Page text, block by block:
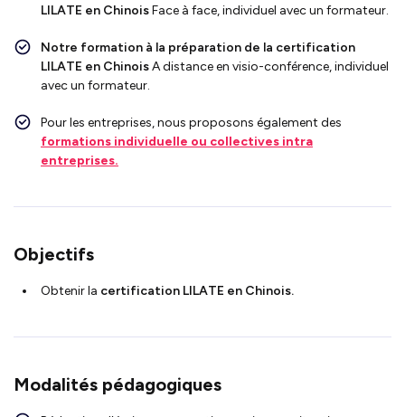
LILATE en ChinoisFace à face, individuel avec un formateur.
Notre formation à la préparation de la certification
LILATE en ChinoisA distance en visio-conférence, individuel
avec un formateur.
Pour les entreprises, nous proposons également des
formations individuelle ou collectives intra
entreprises.
Objectifs
Obtenir la certification LILATE en Chinois.
Modalités pédagogiques